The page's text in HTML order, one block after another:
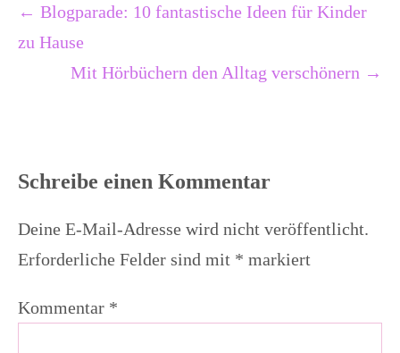
Beitragsnavigation
← Blogparade: 10 fantastische Ideen für Kinder
zu Hause
Mit Hörbüchern den Alltag verschönern →
Schreibe einen Kommentar
Deine E-Mail-Adresse wird nicht veröffentlicht.
Erforderliche Felder sind mit * markiert
Kommentar *